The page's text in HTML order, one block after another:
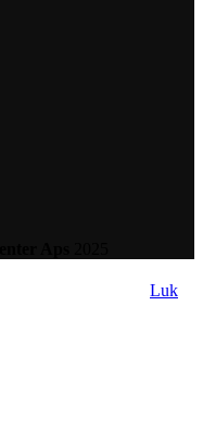
Luk